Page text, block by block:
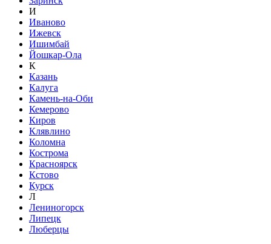
И
Иваново
Ижевск
Ишимбай
Йошкар-Ола
К
Казань
Калуга
Камень-на-Оби
Кемерово
Киров
Клявлино
Коломна
Кострома
Красноярск
Кстово
Курск
Л
Лениногорск
Липецк
Люберцы